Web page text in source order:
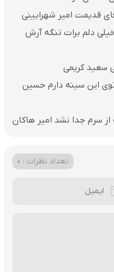
قدیمت امیر شهرایینی
دلم برات تنگه آرش
این سینه دارم حسین
سرم جدا نشد امیر هاکان
تعداد نظرات : 0